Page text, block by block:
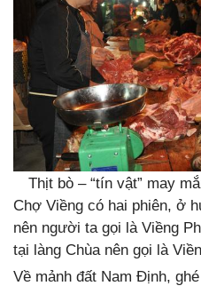
Thịt bò – “tín vật” may
Chợ Viềng có hai phiên, ở
nên người ta gọi là Viềng
tại làng Chùa nên gọi là
Về mảnh đất Nam Định,